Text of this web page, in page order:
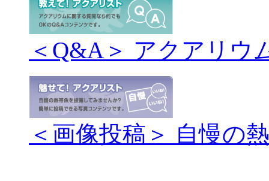
＜Q&A＞ アクアリウ
＜画像投稿＞ 自慢の